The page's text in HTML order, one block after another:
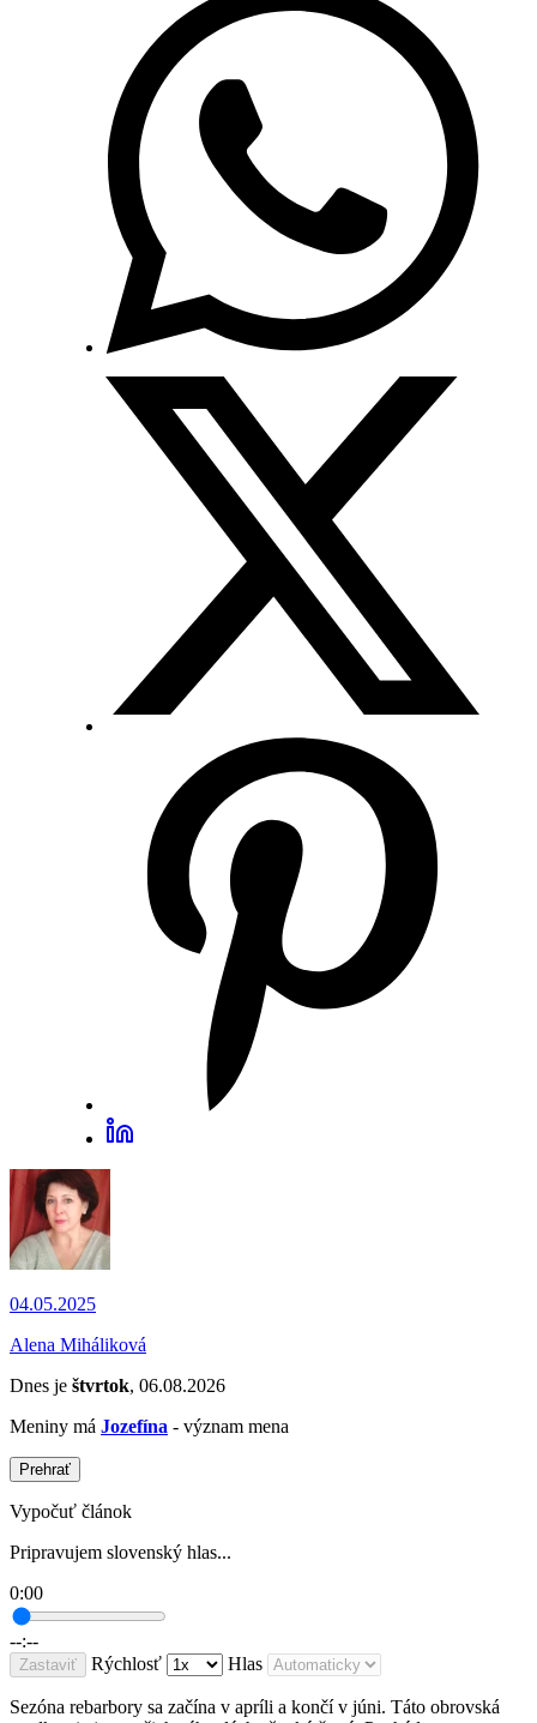
04.05.2025
Alena Miháliková
Dnes je štvrtok, 06.08.2026
Meniny má Jozefína - význam mena
Prehrať
Vypočuť článok
Pripravujem slovenský hlas...
0:00
--:--
Zastaviť Rýchlosť Hlas
Sezóna rebarbory sa začína v apríli a končí v júni. Táto obrovská